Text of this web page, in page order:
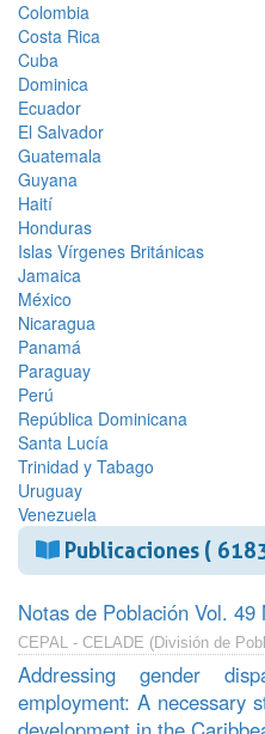
Colombia
Costa Rica
Cuba
Dominica
Ecuador
El Salvador
Guatemala
Guyana
Haití
Honduras
Islas Vírgenes Británicas
Jamaica
México
Nicaragua
Panamá
Paraguay
Perú
República Dominicana
Santa Lucía
Trinidad y Tabago
Uruguay
Venezuela
Publicaciones (
Notas de Población Vol. 49
CEPAL - CELADE (División de
Addressing gender
employment: A necessary